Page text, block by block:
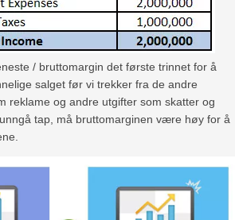
/ bruttomargin det første trinnet for å
salget før vi trekker fra de andre
reklame og andre utgifter som skatter og
tap, må bruttomarginen være høy for å